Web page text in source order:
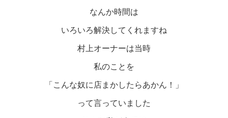
なんか時間は
いろいろ解決してくれますね
村上オーナーは当時
私のことを
「こんな奴に店まかしたらあかん！」
って言っていました